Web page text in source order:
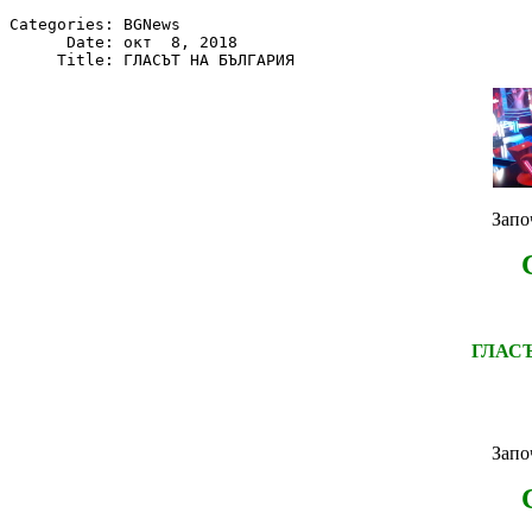
Categories: BGNews
      Date: окт  8, 2018